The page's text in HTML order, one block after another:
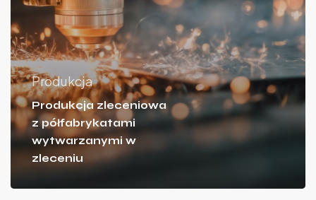
Produkcja
Produkcja zleceniowa
z półfabrykatami
wytwarzanymi w
zleceniu